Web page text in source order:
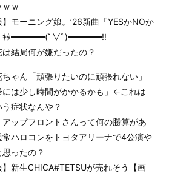
ｗｗ
】モーニング娘。’26新曲「YESかNOか
ｷﾀ━━━━(ﾟ∀ﾟ)━━━━!!
結局何が嫌だったの？
ゃん「頑張りたいのに頑張れない」
には少し時間がかかるかも」←これは
う症状なんや？
アップフロントさんって何の勝算があ
常ハロコンをトヨタアリーナで4公演や
思ったの？
】新生CHICA#TETSUが売れそう【画